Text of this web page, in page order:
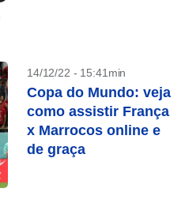
14/12/22 - 15:41min
Copa do Mundo: veja
como assistir França
x Marrocos online e
de graça